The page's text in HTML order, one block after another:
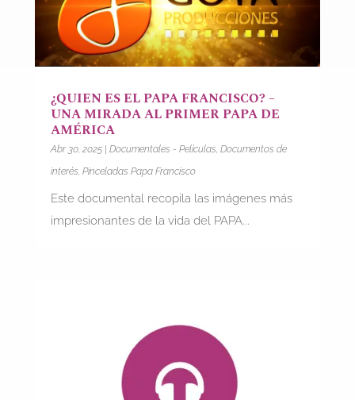
¿QUIEN ES EL PAPA FRANCISCO? –
UNA MIRADA AL PRIMER PAPA DE
AMÉRICA
Abr 30, 2025| Documentales - Películas Documentos de
interés Pinceladas Papa Francisco
Este documental recopila las imágenes más
impresionantes de la vida del PAPA...